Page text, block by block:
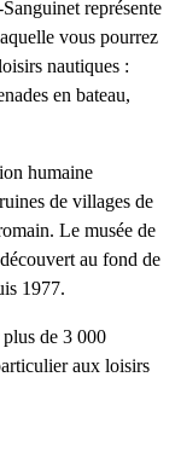
représente
vous pourrez
nautiques :
en bateau,
humaine
de villages de
Le musée de
au fond de
1977.
plus de 3 000
aux loisirs